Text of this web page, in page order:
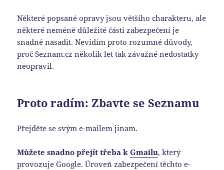
Některé popsané opravy jsou většího charakteru, ale
některé neméně důležité části zabezpečení je
snadné nasadit. Nevidím proto rozumné důvody,
proč Seznam.cz několik let tak závažné nedostatky
neopravil.
Proto radím: Zbavte se Seznamu
Přejděte se svým e-mailem jinam.
Můžete snadno přejít třeba kGmailu, který
provozuje Google. Úroveň zabezpečení těchto e-